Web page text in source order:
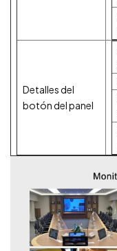
Detalles del
botón del panel